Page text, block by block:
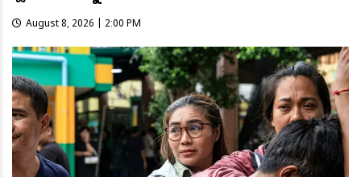
August 8, 2026 | 2:00 PM